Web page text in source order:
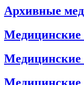
Архивные
Медицинские
Медицинские